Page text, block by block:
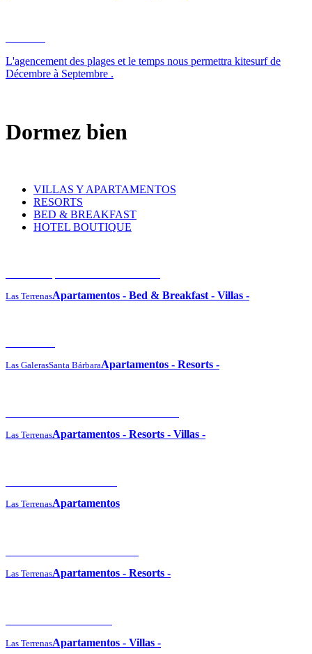
L'agencement des plages et le temps nous permettra kitesurf de
Décembre à Septembre .
Dormez bien
VILLAS Y APARTAMENTOS
RESORTS
BED & BREAKFAST
HOTEL BOUTIQUE
Las TerrenasApartamentos - Bed & Breakfast - Villas -
Las GalerasSanta BárbaraApartamentos - Resorts -
Las TerrenasApartamentos - Resorts - Villas -
Las TerrenasApartamentos
Las TerrenasApartamentos - Resorts -
Las TerrenasApartamentos - Villas -